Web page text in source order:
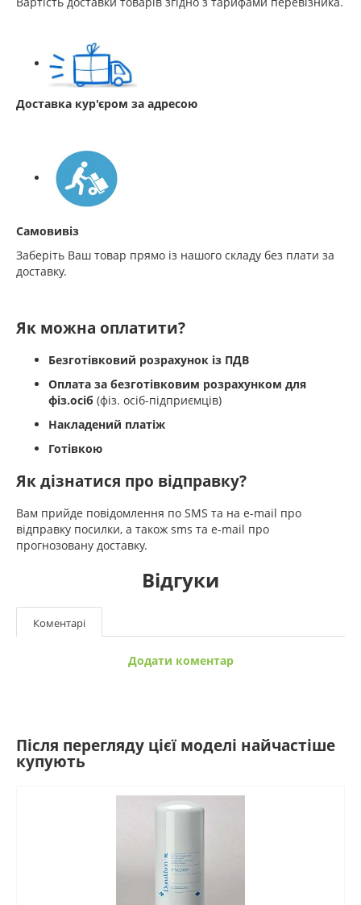
Доставка кур'єром за адресою
Самовивіз
Заберіть Ваш товар прямо із нашого складу без плати за
доставку.
Як можна оплатити?
Безготівковий розрахунок із ПДВ
Оплата за безготівковим розрахунком для
фіз.осіб (фіз. осіб-підприємців)
Накладений платіж
Готівкою
Як дізнатися про відправку?
Вам прийде повідомлення по SMS та на e-mail про
відправку посилки, а також sms та e-mail про
прогнозовану доставку.
Відгуки
Коментарі
Додати коментар
Після перегляду цієї моделі найчастіше
купують